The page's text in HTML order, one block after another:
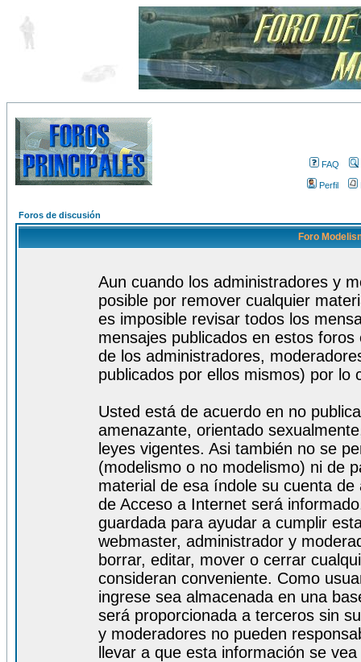
FAQ
Perfil
Foros de discusión
Foro
Aun cuando los administradores y
posible por remover cualquier
es imposible revisar todos los
mensajes publicados en estos
de los administradores,
publicados por ellos mismos) por lo
Usted está de acuerdo en no
amenazante, orientado
leyes vigentes. Asi también no se
(modelismo o no modelismo) ni de
material de esa índole su cuenta
de Acceso a Internet será
guardada para ayudar a cumplir
webmaster, administrador y
borrar, editar, mover o cerrar
consideran conveniente. Como
ingrese sea almacenada en una
será proporcionada a terceros sin
y moderadores no pueden
llevar a que esta información se